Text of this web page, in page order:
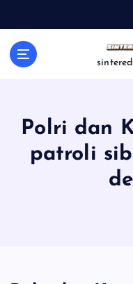
Polri dan
patroli